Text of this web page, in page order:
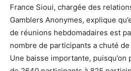
France Sioui, chargée des
Gamblers Anonymes, explique
de réunions hebdomadaires est
nombre de participants a chuté
Une baisse importante, puisqu’on